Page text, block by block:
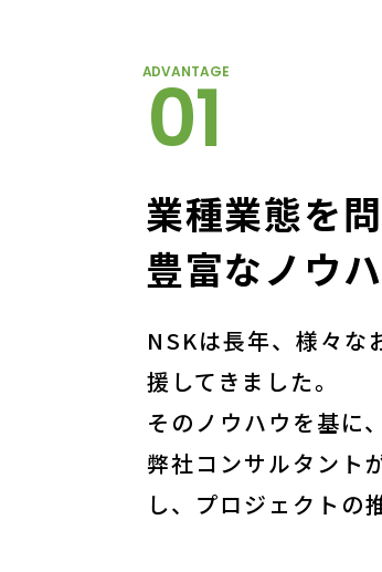
ADVANTAGE
01
業種業態を
豊富なノウ
NSKは⻑年、様々な
援してきました。
そのノウハウを基に
弊社コンサルタント
し、プロジェクトの